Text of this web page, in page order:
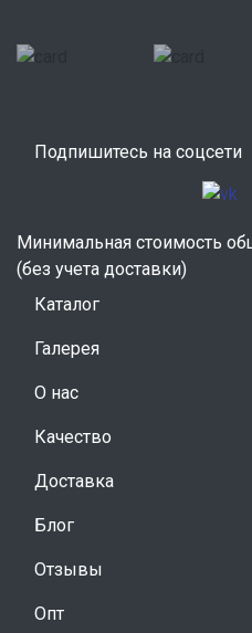
Подпишитесь на соцсети
Минимальная стоимость
(без учета доставки)
Каталог
Галерея
О нас
Качество
Доставка
Блог
Отзывы
Опт